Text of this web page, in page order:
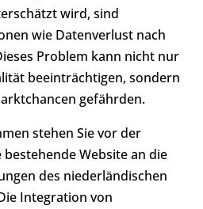
wird, sind
wie Datenverlust nach
Problem kann nicht nur
beeinträchtigen, sondern
gefährden.
stehen Sie vor der
Website an die
des niederländischen
Integration von